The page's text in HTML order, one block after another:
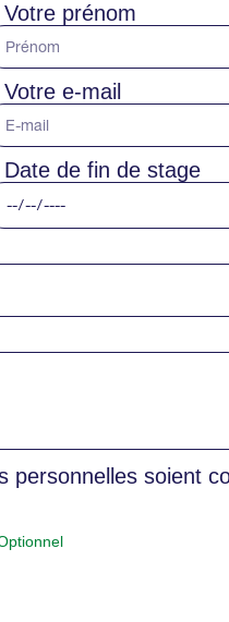
Votre prénom
Votre e-mail
Date de fin de stage
soient